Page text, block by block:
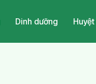
Dinh dưỡng